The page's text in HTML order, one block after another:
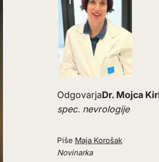
OdgovarjaDr. Mojca
spec. nevrologije
Piše Maja Korošak
Novinarka